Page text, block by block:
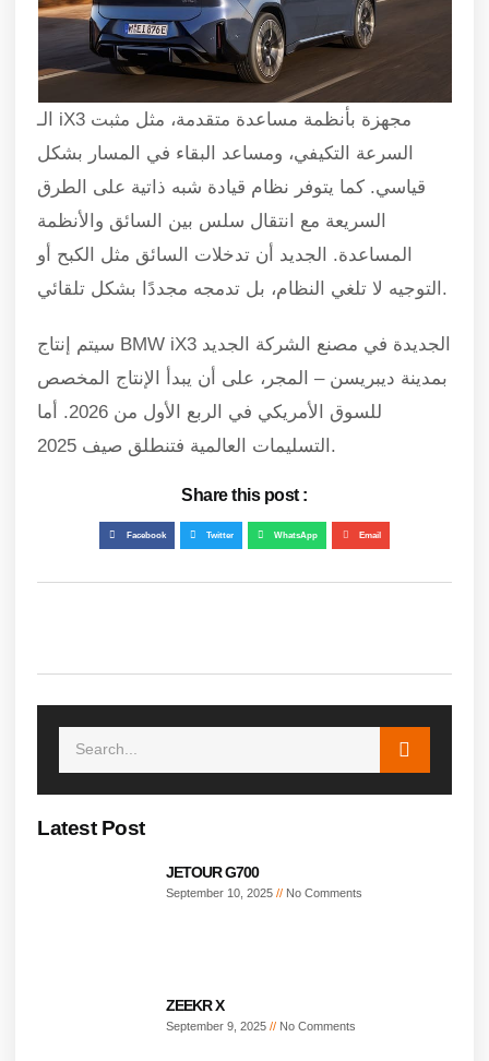
الـ iX3 مجهزة بأنظمة مساعدة متقدمة، مثل مثبت
السرعة التكيفي، ومساعد البقاء في المسار بشكل
قياسي. كما يتوفر نظام قيادة شبه ذاتية على الطرق
السريعة مع انتقال سلس بين السائق والأنظمة
المساعدة. الجديد أن تدخلات السائق مثل الكبح أو
التوجيه لا تلغي النظام، بل تدمجه مجددًا بشكل تلقائي.
سيتم إنتاج BMW iX3 الجديدة في مصنع الشركة الجديد
بمدينة ديبريسن – المجر، على أن يبدأ الإنتاج المخصص
للسوق الأمريكي في الربع الأول من 2026. أما
التسليمات العالمية فتنطلق صيف 2025.
Share this post :
Facebook Twitter WhatsApp Email
Latest Post
JETOUR G700
September 10, 2025 No Comments
ZEEKR X
September 9, 2025 No Comments